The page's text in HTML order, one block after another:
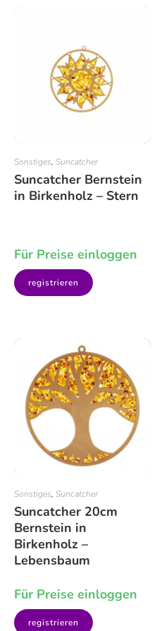
Sonstiges, Suncatcher
Suncatcher Bernstein
in Birkenholz – Stern
Für Preise einloggen
registrieren
Sonstiges, Suncatcher
Suncatcher 20cm
Bernstein in
Birkenholz –
Lebensbaum
Für Preise einloggen
registrieren